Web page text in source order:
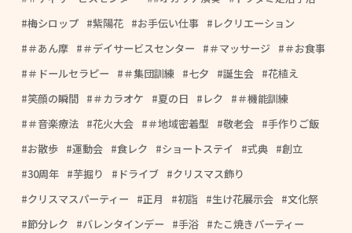
梅シロップ
紫陽花 お手伝い仕事
レクリエーション
＃あん摩
＃デイサービスセンター ＃マッサージ
＃お食事
＃ドールセラピー
＃集団訓練 七夕 誕生会
花植え
笑顔の瞬間
＃カラオケ 夏の日 レク
＃機能訓練
＃音楽療法
花火大会 ＃地域密着型 敬老会
手作りご飯
お散歩
運動会 食レク ショートステイ 式典
創立
30周年
芋掘り ドライブ
クリスマス飾り
クリスマスパーティー
正月 初詣 生け花展示会
文化祭
節分レク
バレンタインデー 手浴
たこ焼きパーティー